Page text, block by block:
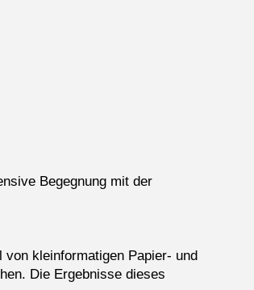
Begegnung mit der
von kleinformatigen Papier- und
Die Ergebnisse dieses